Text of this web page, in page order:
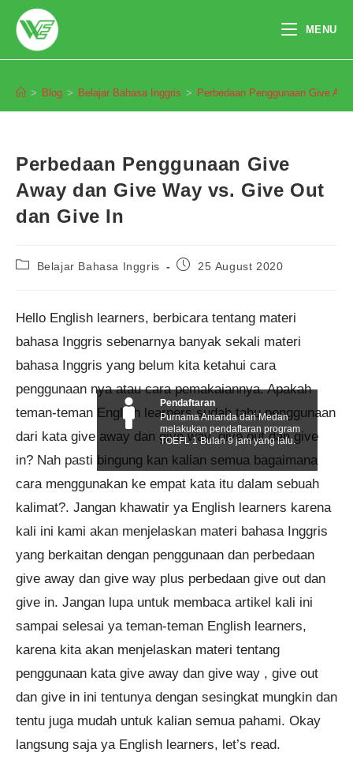
content
MENU
> Blog > Belajar Bahasa Inggris > Perbedaan Penggunaan Give
Perbedaan Penggunaan Give
Away dan Give Way vs. Give Out
dan Give In
PostBelajar Bahasa Inggris
Post25 August 2020
Hello English learners, berbicara tentang materi
bahasa Inggris sebenarnya banyak sekali materi
bahasa Inggris yang belum kita ketahui cara
penggunaan nya atau cara pemakaiannya. Apakah
teman-teman English learners sudah tahu penggunaan
dari kata give away dan give way, give out dan give
in? Nah pasti bingung kan kalian semua bagaimana
cara menggunakan ke empat kata itu dalam sebuah
kalimat?. Jangan khawatir ya English learners karena
kali ini kami akan menjelaskan materi bahasa Inggris
yang berkaitan dengan penggunaan dan perbedaan
give away dan give way plus perbedaan give out dan
give in. Jangan lupa untuk membaca artikel kali ini
sampai selesai ya teman-teman English learners,
karena kita akan menjelaskan materi tentang
penggunaan kata give away dan give way , give out
dan give in ini tentunya dengan sesingkat mungkin dan
tentu juga mudah untuk kalian semua pahami. Okay
langsung saja ya English learners, let’s read.
Pendaftaran
Purnama Amanda dari Medan
melakukan pendaftaran program
TOEFL 1 Bulan 9 jam yang lalu.